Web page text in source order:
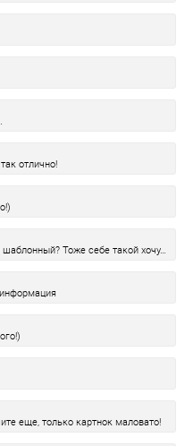
отлично!
Тоже себе такой хочу…
еще, только картнок маловато!